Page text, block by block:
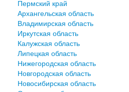
Пермский край
Архангельская область
Владимирская область
Иркутская область
Калужская область
Липецкая область
Нижегородская область
Новгородская область
Новосибирская область